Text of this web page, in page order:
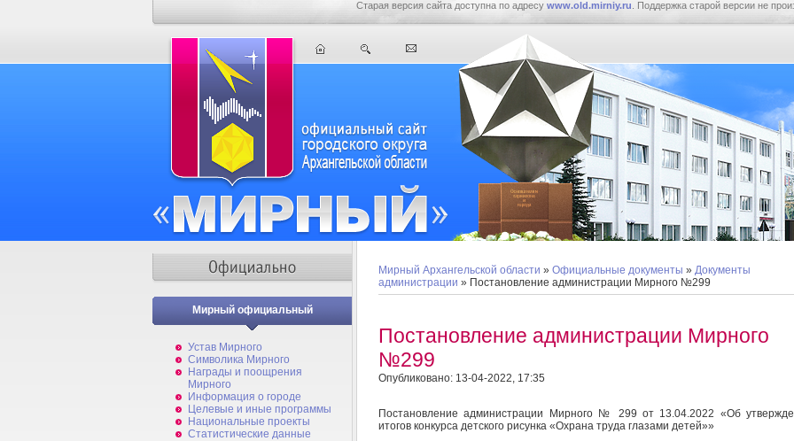
Старая версия сайта доступна по адресу www.old.mirniy.ru . Поддержка старой версии не
Мирный официальный
Устав Мирного
Символика Мирного
Награды и поощрения
Мирного
Информация о городе
Целевые и иные программы
Национальные проекты
Статистические данные
Мирный Архангельской области » Официальные документы » Документы
администрации » Постановление администрации Мирного №299
Постановление администрации Мирного
№299
Опубликовано: 13-04-2022, 17:35
Постановление администрации Мирного № 299 от 13.04.2022 «Об
итогов конкурса детского рисунка «Охрана труда глазами детей»»